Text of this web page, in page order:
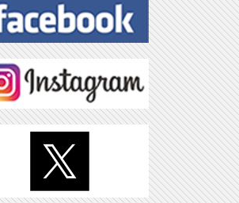
用
品】U-KANAYA アルミバーエンド ミデ
ウエイト スズキ車用
品】U-KANAYA アルミバーエンド ミデ
ウエイト ヤマハ車用
品】U-KANAYA アルミバーエンド ミデ
ウエイト カワサキ車用
品】U-KANAYA アルミバーエンド ミデ
ウエイト ホンダ車用
品】U-KANAYA アルミバーエンド ミデ
ウエイト 汎用 φ22ハンドルバー用